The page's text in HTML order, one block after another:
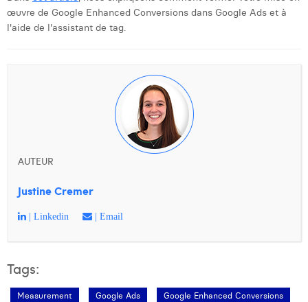
œuvre de Google Enhanced Conversions dans Google Ads et à
l'aide de l'assistant de tag.
AUTEUR
Justine Cremer
| Linkedin | Email
Tags:
Measurement Google Ads Google Enhanced Conversions